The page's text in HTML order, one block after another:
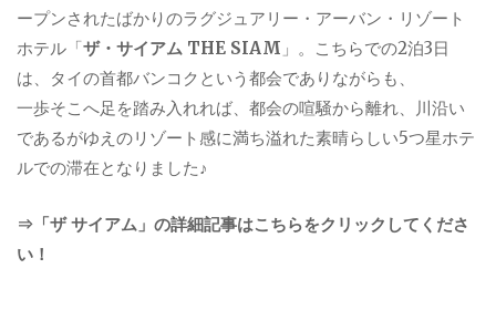
ープンされたばかりのラグジュアリー・アーバン・リゾート
ホテル「ザ・サイアム THE SIAM 」。こちらでの2泊3日
は、タイの首都バンコクという都会でありながらも、
一歩そこへ足を踏み入れれば、都会の喧騒から離れ、川沿い
であるがゆえのリゾート感に満ち溢れた素晴らしい5つ星ホテ
ルでの滞在となりました♪
⇒「ザ サイアム」の詳細記事はこちらをクリックしてくださ
い！